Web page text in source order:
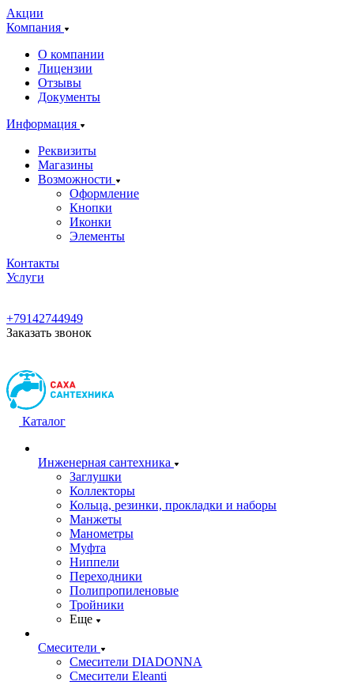
Акции
Компания
О компании
Лицензии
Отзывы
Документы
Информация
Реквизиты
Магазины
Возможности
Оформление
Кнопки
Иконки
Элементы
Контакты
Услуги
+79142744949
Заказать звонок
Каталог
Инженерная сантехника
Заглушки
Коллекторы
Кольца, резинки, прокладки и наборы
Манжеты
Манометры
Муфта
Ниппели
Переходники
Полипропиленовые
Тройники
Еще
Смесители
Смесители DIADONNA
Смесители Eleanti